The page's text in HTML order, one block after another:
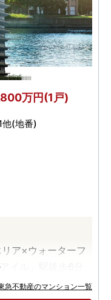
万円(1戸)
(地番)
ア×ウォーターフ
イル」駅徒歩6分
急不動産のマンション一覧